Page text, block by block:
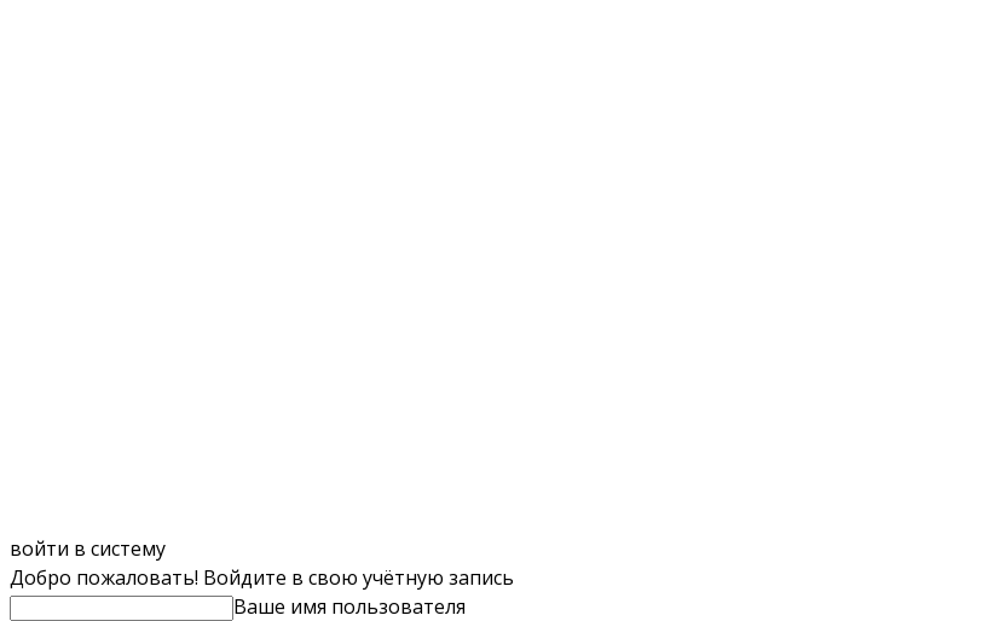
войти в систему
Добро пожаловать! Войдите в свою учётную запись
Ваше имя пользователя